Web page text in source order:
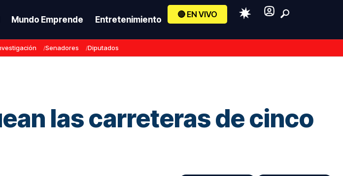
Mundo Emprende Entretenimiento
🔴 EN VIVO
Senadores Diputados
las carreteras de cinco